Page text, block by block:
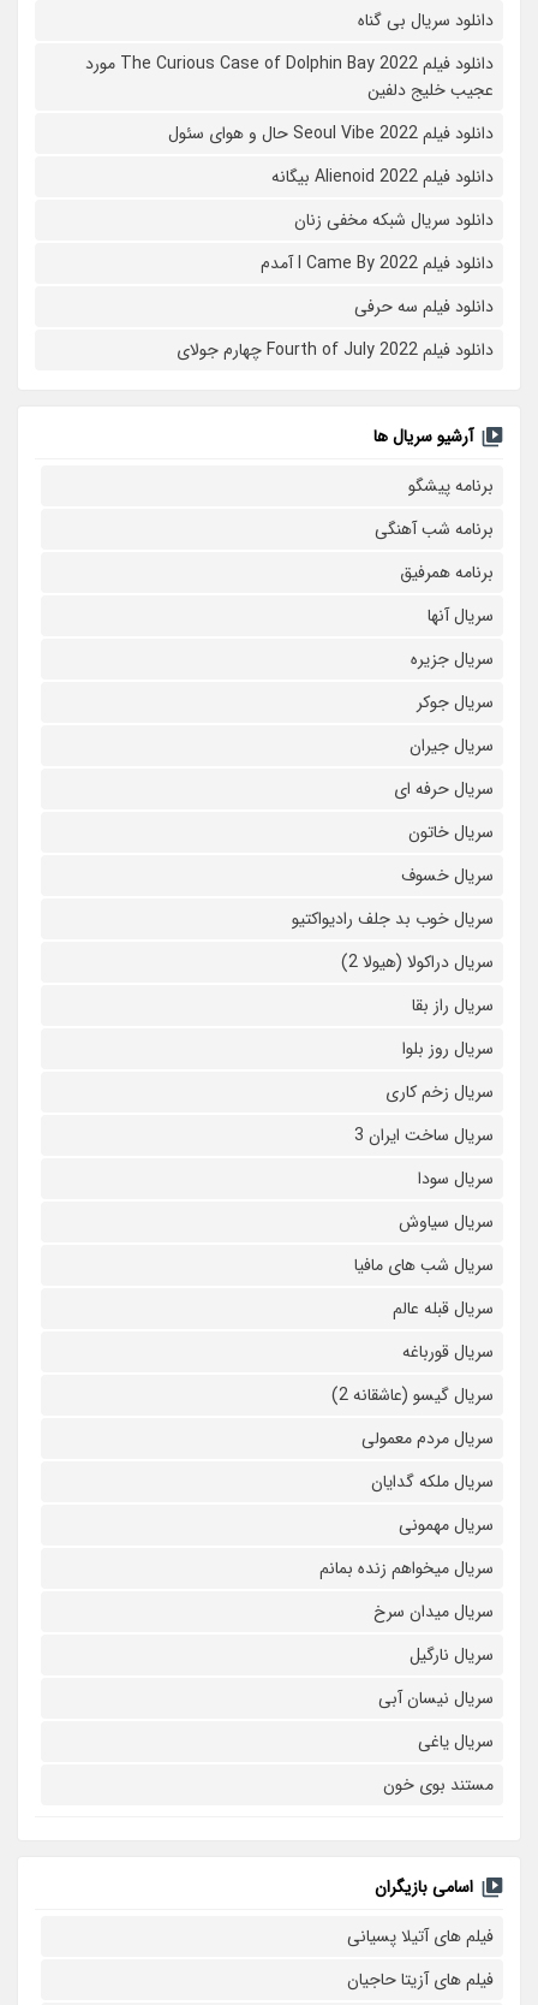
دانلود سریال بی گناه
دانلود فیلم The Curious Case of Dolphin Bay 2022 مورد
عجیب خلیج دلفین
دانلود فیلم Seoul Vibe 2022 حال و هوای سئول
دانلود فیلم Alienoid 2022 بیگانه
دانلود سریال شبکه مخفی زنان
دانلود فیلم I Came By 2022 آمدم
دانلود فیلم سه حرفی
دانلود فیلم Fourth of July 2022 چهارم جولای
آرشیو سریال ها
برنامه پیشگو
برنامه شب آهنگی
برنامه همرفیق
سریال آنها
سریال جزیره
سریال جوکر
سریال جیران
سریال حرفه ای
سریال خاتون
سریال خسوف
سریال خوب بد جلف رادیواکتیو
سریال دراکولا (هیولا 2)
سریال راز بقا
سریال روز بلوا
سریال زخم کاری
سریال ساخت ایران 3
سریال سودا
سریال سیاوش
سریال شب های مافیا
سریال قبله عالم
سریال قورباغه
سریال گیسو (عاشقانه 2)
سریال مردم معمولی
سریال ملکه گدایان
سریال مهمونی
سریال میخواهم زنده بمانم
سریال میدان سرخ
سریال نارگیل
سریال نیسان آبی
سریال یاغی
مستند بوی خون
اسامی بازیگران
فیلم های آتیلا پسیانی
فیلم های آزیتا حاجیان